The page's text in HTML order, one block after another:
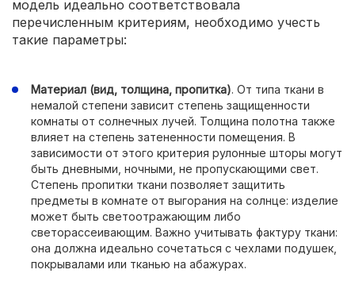
модель идеально соответствовала
перечисленным критериям, необходимо учесть
такие параметры:
Материал (вид, толщина, пропитка). От типа ткани в
немалой степени зависит степень защищенности
комнаты от солнечных лучей. Толщина полотна также
влияет на степень затененности помещения. В
зависимости от этого критерия рулонные шторы могут
быть дневными, ночными, не пропускающими свет.
Степень пропитки ткани позволяет защитить
предметы в комнате от выгорания на солнце: изделие
может быть светоотражающим либо
светорассеивающим. Важно учитывать фактуру ткани:
она должна идеально сочетаться с чехлами подушек,
покрывалами или тканью на абажурах.